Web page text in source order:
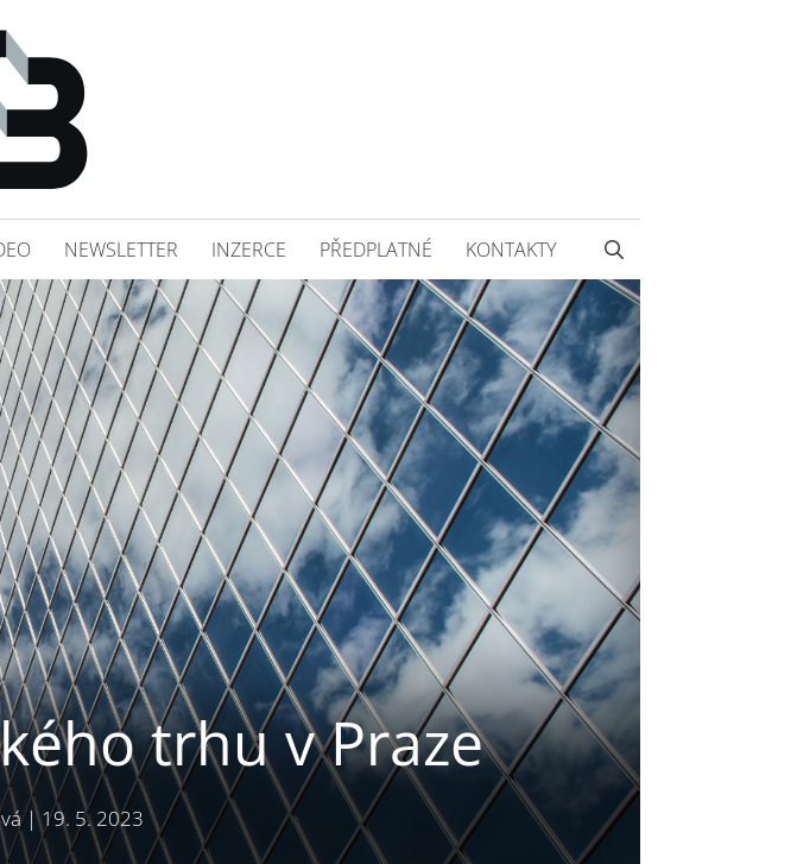
NEWSLETTER INZERCE PŘEDPLATNÉ KONTAKTY
trhu v Praze
|19. 5. 2023